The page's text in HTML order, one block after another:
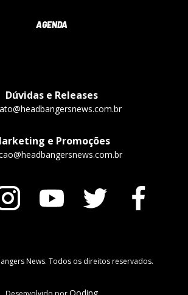
AGENDA
Dúvidas e Releases
e Promoções
News. Todos os direitos reservados.
Qoding